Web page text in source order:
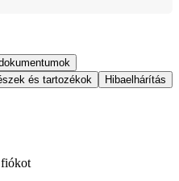
és tartozékok Hibaelhárítás
fiókot